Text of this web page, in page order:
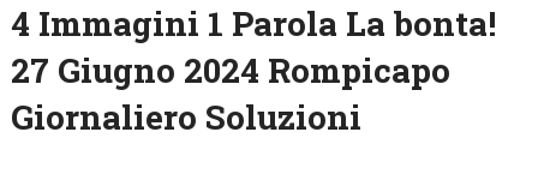
4 Immagini 1 Parola La bonta!
27 Giugno 2024 Rompicapo
Giornaliero Soluzioni